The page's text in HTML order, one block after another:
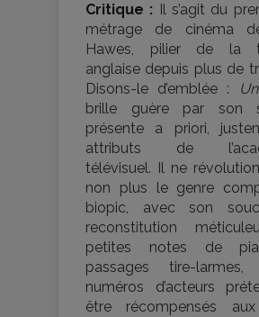
Critique : Il s’agit du
métrage de cinéma
Hawes, pilier de la
anglaise depuis plus de
Disons-le d’emblée :
brille guère par son
présente a priori,
attributs de
télévisuel. Il ne
non plus le genre
biopic, avec son
reconstitution
petites notes de
passages tire-
numéros d’acteurs
être récompensés